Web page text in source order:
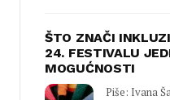
ŠTO ZNAČI
24. FESTIVALU
MOGUĆNOSTI
Piše: Ivana